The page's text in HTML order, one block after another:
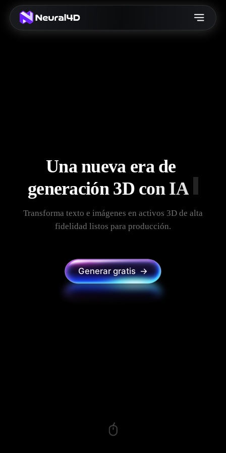
Una nueva era de
generación 3D con IA
Transforma texto e imágenes en activos 3D de alta
fidelidad listos para producción.
Generar gratis →